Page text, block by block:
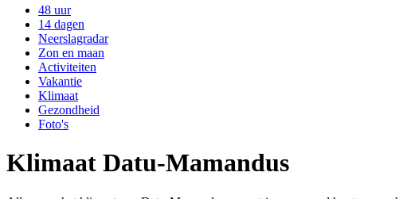
48 uur
14 dagen
Neerslagradar
Zon en maan
Activiteiten
Vakantie
Klimaat
Gezondheid
Foto's
Klimaat Datu-Mamandus